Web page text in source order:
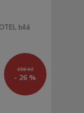
156 Kč
- 26 %